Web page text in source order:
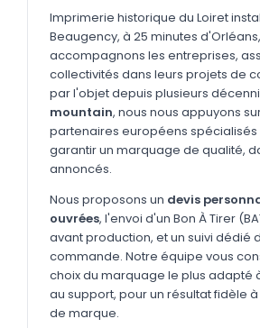
Sweatshirts Nouveau
GOODIES
Catalogue complet Nouveau
Bureau & écriture
Sacs & voyages
Technologie
Vêtements
Outils & porte-clés
Cuisine
Imprimerie historique du Loiret
Beaugency, à 25 minutes
accompagnons les entreprises,
collectivités dans leurs projets de
par l'objet depuis plusieurs
mountain, nous nous appuyons
partenaires européens spécialisés
garantir un marquage de qualité,
annoncés.
Nous proposons un devis
ouvrées, l'envoi d'un Bon À Tirer
avant production, et un suivi dédié
commande. Notre équipe vous
choix du marquage le plus adapté
au support, pour un résultat fidèle
de marque.